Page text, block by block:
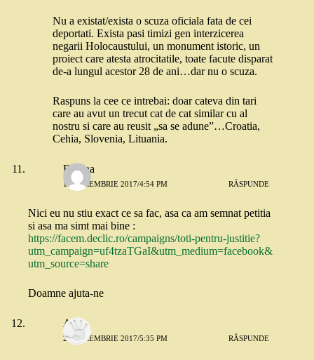
Nu a existat/exista o scuza oficiala fata de cei
deportati. Exista pasi timizi gen interzicerea
negarii Holocaustului, un monument istoric, un
proiect care atesta atrocitatile, toate facute disparat
de-a lungul acestor 28 de ani…dar nu o scuza.
Raspuns la cee ce intrebai: doar cateva din tari
care au avut un trecut cat de cat similar cu al
nostru si care au reusit „sa se adune”…Croatia,
Cehia, Slovenia, Lituania.
Florina
19 DECEMBRIE 2017/4:54 PM RĂSPUNDE
Nici eu nu stiu exact ce sa fac, asa ca am semnat petitia
si asa ma simt mai bine :
https://facem.declic.ro/campaigns/toti-pentru-justitie?
utm_campaign=uf4tzaTGaI&utm_medium=facebook&
utm_source=share
Doamne ajuta-ne
Ana
20 DECEMBRIE 2017/5:35 PM RĂSPUNDE